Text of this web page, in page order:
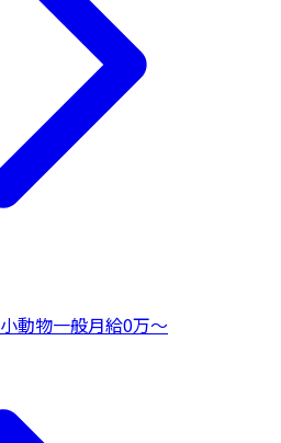
小動物一般月給0万〜